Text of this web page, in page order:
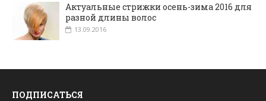
Актуальные стрижки осень-зима 2016 для
разной длины волос
13.09.2016
ПОДПИСАТЬСЯ